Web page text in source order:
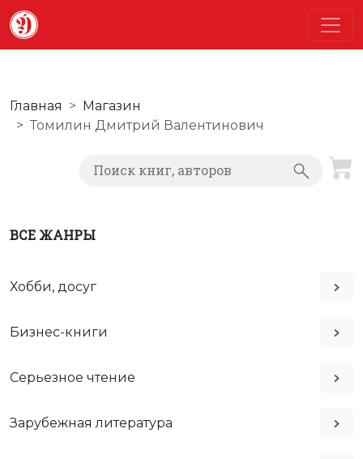
Главная
Магазин
Томилин Дмитрий Валентинович
ВСЕ ЖАНРЫ
Хобби, досуг
Бизнес-книги
Серьезное чтение
Зарубежная литература